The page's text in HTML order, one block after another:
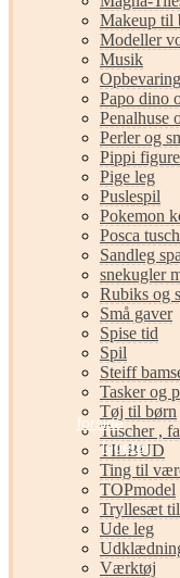
forside
legetøj
Makeup til
Modeller
Musik
Papo dino
Penalhuse
Perler og
Pippi
Pige leg
Puslespil
Pokemon
Posca
Sandleg
snekugler
Rubiks og
Små gaver
Spise tid
Spil
Steiff
Tasker og
Tøj til børn
Tuscher ,
TILBUD
Ting til
TOPmodel
Tryllesæt til
Ude leg
Værktøj